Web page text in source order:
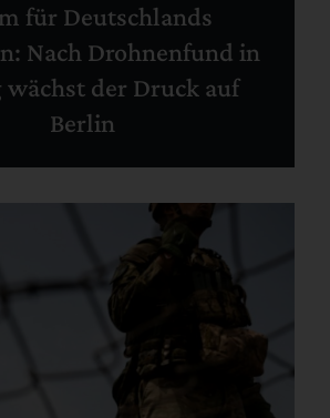
für Deutschlands
Nach Drohnenfund in
wächst der Druck auf
Berlin